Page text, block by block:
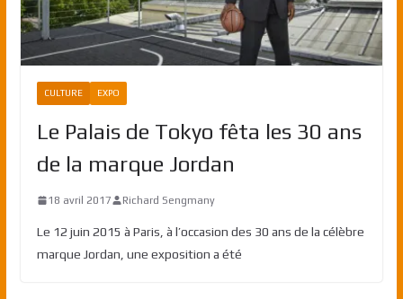
CULTURE EXPO
Le Palais de Tokyo fêta les 30 ans
de la marque Jordan
18 avril 2017 Richard Sengmany
Le 12 juin 2015 à Paris, à l’occasion des 30 ans de la célèbre
marque Jordan, une exposition a été